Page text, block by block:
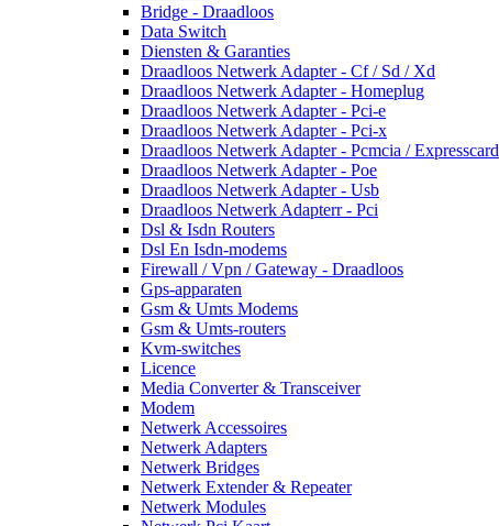
Bridge - Draadloos
Data Switch
Diensten & Garanties
Draadloos Netwerk Adapter - Cf / Sd / Xd
Draadloos Netwerk Adapter - Homeplug
Draadloos Netwerk Adapter - Pci-e
Draadloos Netwerk Adapter - Pci-x
Draadloos Netwerk Adapter - Pcmcia / Expresscard
Draadloos Netwerk Adapter - Poe
Draadloos Netwerk Adapter - Usb
Draadloos Netwerk Adapterr - Pci
Dsl & Isdn Routers
Dsl En Isdn-modems
Firewall / Vpn / Gateway - Draadloos
Gps-apparaten
Gsm & Umts Modems
Gsm & Umts-routers
Kvm-switches
Licence
Media Converter & Transceiver
Modem
Netwerk Accessoires
Netwerk Adapters
Netwerk Bridges
Netwerk Extender & Repeater
Netwerk Modules